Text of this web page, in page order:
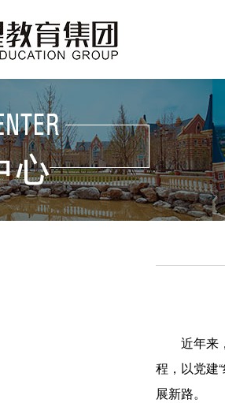
近年来
程，以党建
展新路。